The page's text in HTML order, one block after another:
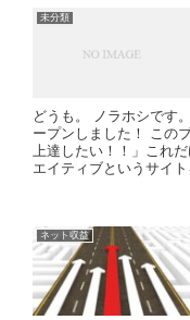
未分類
どうも。 ノラホシです
ープンしました！ この
上達したい！！」これ
エイティブというサイ
ネット収益